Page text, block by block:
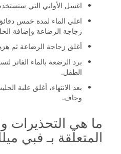
اغسل الأواني التي
اغلي الماء لمدة خمس
زجاجة الرضاعة وإضافة
أغلق زجاجة الرضاعة ثم
برد الرضعة بالماء الفاتر
الطفل.
بعد الانتهاء، أغلق علبة
وجاف.
ما هي التحذيرات
المتعلقة بـ فبي